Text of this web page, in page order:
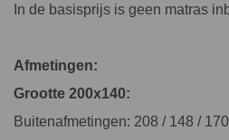
In de basisprijs is geen matras
Afmetingen:
Grootte 200x140:
Buitenafmetingen: 208 / 148 / 170